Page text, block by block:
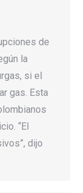
de
la
si el
gas. Esta
“El
dijo